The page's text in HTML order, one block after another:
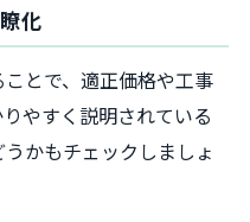
化
とで、適正価格や工事
やすく説明されている
かもチェックしましょ